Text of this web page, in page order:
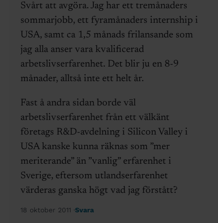
Svårt att avgöra. Jag har ett tremånaders
sommarjobb, ett fyramånaders internship i
USA, samt ca 1,5 månads frilansande som
jag alla anser vara kvalificerad
arbetslivserfarenhet. Det blir ju en 8-9
månader, alltså inte ett helt år.
Fast å andra sidan borde väl
arbetslivserfarenhet från ett välkänt
företags R&D-avdelning i Silicon Valley i
USA kanske kunna räknas som ”mer
meriterande” än ”vanlig” erfarenhet i
Sverige, eftersom utlandserfarenhet
värderas ganska högt vad jag förstått?
18 oktober 2011 Svara